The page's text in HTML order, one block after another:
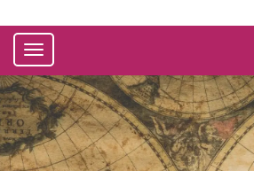
Toggle
navigation